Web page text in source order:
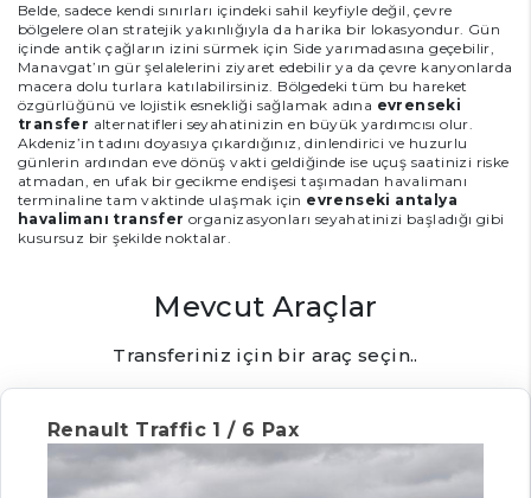
Belde, sadece kendi sınırları içindeki sahil keyfiyle değil, çevre
bölgelere olan stratejik yakınlığıyla da harika bir lokasyondur. Gün
içinde antik çağların izini sürmek için Side yarımadasına geçebilir,
Manavgat’ın gür şelalelerini ziyaret edebilir ya da çevre kanyonlarda
macera dolu turlara katılabilirsiniz. Bölgedeki tüm bu hareket
özgürlüğünü ve lojistik esnekliği sağlamak adına evrenseki
transfer alternatifleri seyahatinizin en büyük yardımcısı olur.
Akdeniz’in tadını doyasıya çıkardığınız, dinlendirici ve huzurlu
günlerin ardından eve dönüş vakti geldiğinde ise uçuş saatinizi riske
atmadan, en ufak bir gecikme endişesi taşımadan havalimanı
terminaline tam vaktinde ulaşmak için evrenseki antalya
havalimanı transfer organizasyonları seyahatinizi başladığı gibi
kusursuz bir şekilde noktalar.
Mevcut Araçlar
Transferiniz için bir araç seçin..
Renault Traffic 1 / 6 Pax